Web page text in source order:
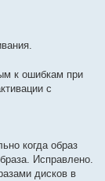
к ошибкам при
с
когда образ
Исправлено.
дисков в